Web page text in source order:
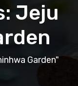
Jeju
Garden"